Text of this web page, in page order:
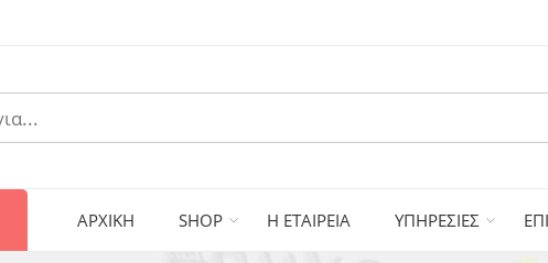
ΑΡΧΙΚΗ SHOP Η ΕΤΑΙΡΕΙΑ ΥΠΗΡΕΣΙΕΣ